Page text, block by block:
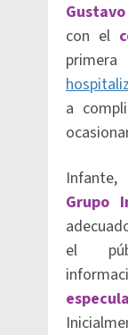
con el
a
Grupo
el